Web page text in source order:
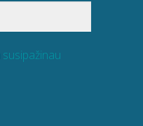
susipažinau